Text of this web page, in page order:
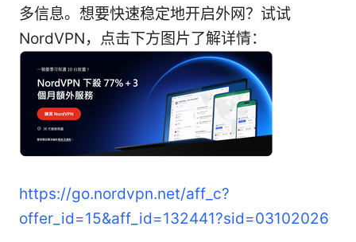
多信息。想要快速稳定地开启外网？试试
NordVPN，点击下方图片了解详情：
https://go.nordvpn.net/aff_c?
offer_id=15&aff_id=132441?sid=03102026